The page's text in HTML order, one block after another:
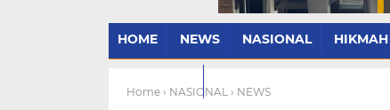
HOME NEWS NASIONAL HIKMAH
Home › NASIONAL › NEWS